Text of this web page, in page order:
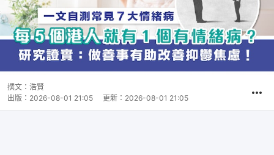
撰文： 浩賢
出版： 2026-08-01 21:05 更新： 2026-08-01 21:05